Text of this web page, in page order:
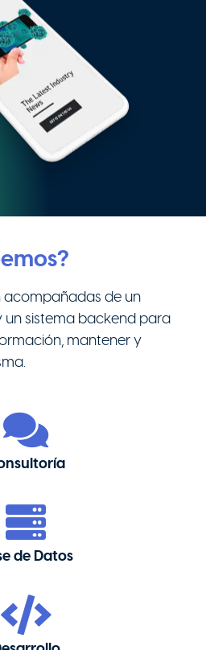
acompañadas de un
un sistema backend para
mantener y
de Datos